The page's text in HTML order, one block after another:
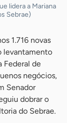
lidera a Mariana
Sebrae)
1.716 novas
levantamento
Federal de
negócios,
Senador
dobrar o
do Sebrae.